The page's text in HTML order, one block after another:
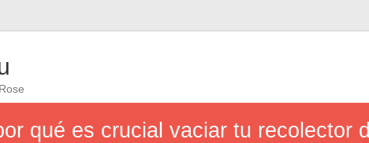
qué es crucial vaciar tu recolector